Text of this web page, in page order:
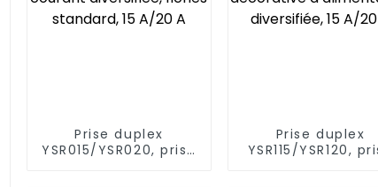
Prise duplex
YSR015/YSR020, prise
Prise duplex
YSR115/YSR120,